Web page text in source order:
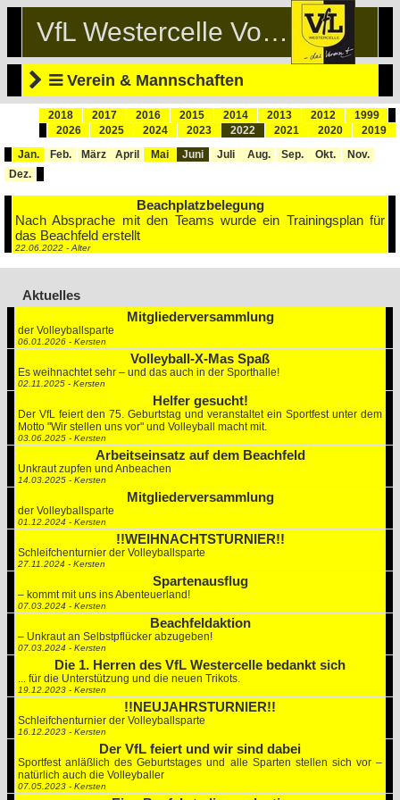
VfL Westercelle Volleyball
Verein & Mannschaften
1999
2012
2013
2014
2015
2016
2017
2018
2019
2020
2021
2022
2023
2024
2025
2026
Jan.
Feb. März April Mai Juni Juli Aug. Sep. Okt.
Nov.
Dez.
Beachplatzbelegung
Nach Absprache mit den Teams wurde ein Trainingsplan für
das Beachfeld erstellt
22.06.2022 - Alter
Aktuelles
Mitgliederversammlung
der Volleyballsparte
06.01.2026 - Kersten
Volleyball-X-Mas Spaß
Es weihnachtet sehr – und das auch in der Sporthalle!
02.11.2025 - Kersten
Helfer gesucht!
Der VfL feiert den 75. Geburtstag und veranstaltet ein Sportfest unter dem
Motto "Wir stellen uns vor" und Volleyball macht mit.
03.06.2025 - Kersten
Arbeitseinsatz auf dem Beachfeld
Unkraut zupfen und Anbeachen
14.03.2025 - Kersten
Mitgliederversammlung
der Volleyballsparte
01.12.2024 - Kersten
!!WEIHNACHTSTURNIER!!
Schleifchenturnier der Volleyballsparte
27.11.2024 - Kersten
Spartenausflug
– kommt mit uns ins Abenteuerland!
07.03.2024 - Kersten
Beachfeldaktion
– Unkraut an Selbstpflücker abzugeben!
07.03.2024 - Kersten
Die 1. Herren des VfL Westercelle bedankt sich
... für die Unterstützung und die neuen Trikots.
19.12.2023 - Kersten
!!NEUJAHRSTURNIER!!
Schleifchenturnier der Volleyballsparte
16.12.2023 - Kersten
Der VfL feiert und wir sind dabei
Sportfest anläßlich des Geburtstages und alle Sparten stellen sich vor –
natürlich auch die Volleyballer
07.05.2023 - Kersten